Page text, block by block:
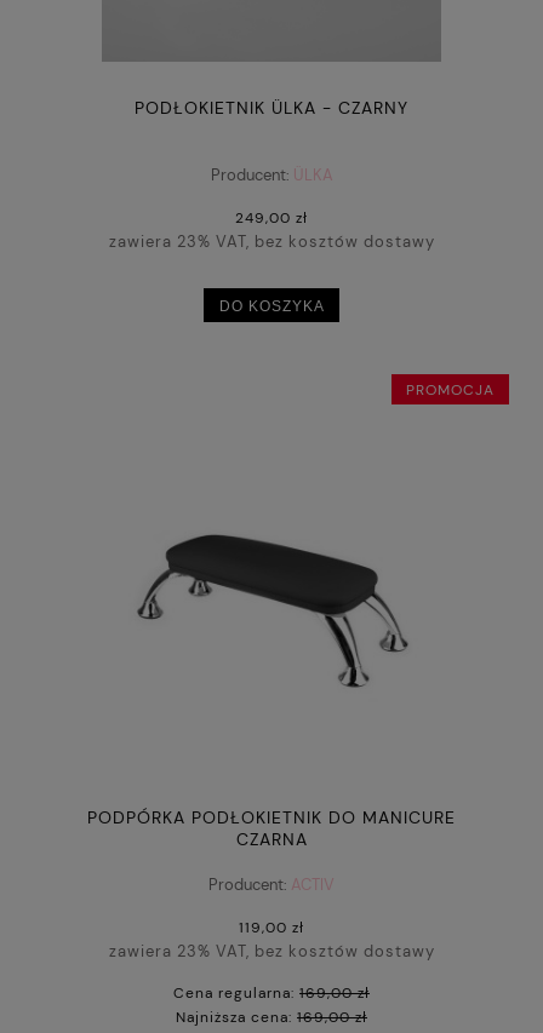
PODŁOKIETNIK ÜLKA - CZARNY
Producent: ÜLKA
249,00 zł
zawiera 23% VAT, bez kosztów dostawy
DO KOSZYKA
PODPÓRKA PODŁOKIETNIK DO MANICURE
CZARNA
Producent: ACTIV
119,00 zł
zawiera 23% VAT, bez kosztów dostawy
Cena regularna: 169,00 zł
Najniższa cena: 169,00 zł
PROMOCJA